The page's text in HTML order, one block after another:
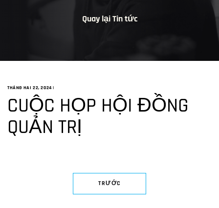
Quay lại Tin tức
THÁNG HAI 22, 2024 |
CUỘC HỌP HỘI ĐỒNG
QUẢN TRỊ
TRƯỚC